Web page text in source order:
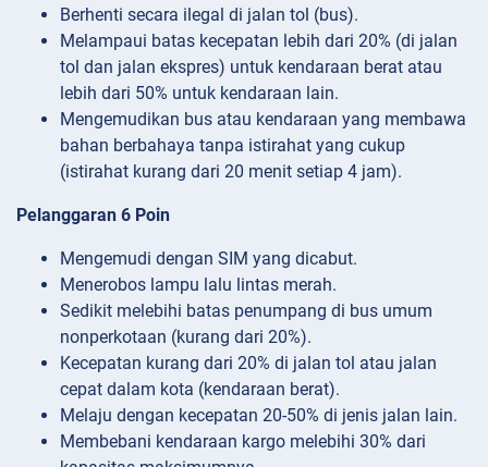
Berhenti secara ilegal di jalan tol (bus).
Melampaui batas kecepatan lebih dari 20% (di jalan
tol dan jalan ekspres) untuk kendaraan berat atau
lebih dari 50% untuk kendaraan lain.
Mengemudikan bus atau kendaraan yang membawa
bahan berbahaya tanpa istirahat yang cukup
(istirahat kurang dari 20 menit setiap 4 jam).
Pelanggaran 6 Poin
Mengemudi dengan SIM yang dicabut.
Menerobos lampu lalu lintas merah.
Sedikit melebihi batas penumpang di bus umum
nonperkotaan (kurang dari 20%).
Kecepatan kurang dari 20% di jalan tol atau jalan
cepat dalam kota (kendaraan berat).
Melaju dengan kecepatan 20-50% di jenis jalan lain.
Membebani kendaraan kargo melebihi 30% dari